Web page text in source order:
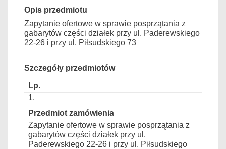
Opis przedmiotu
Zapytanie ofertowe w sprawie posprzątania z
gabarytów części działek przy ul. Paderewskiego
22-26 i przy ul. Piłsudskiego 73
Szczegóły przedmiotów
1.
Zapytanie ofertowe w sprawie posprzątania z
gabarytów części działek przy ul.
Paderewskiego 22-26 i przy ul. Piłsudskiego